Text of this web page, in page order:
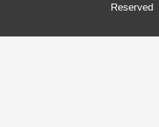
Reserved